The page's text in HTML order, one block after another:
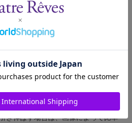
× 長辺 305mm
× 長辺 305mm
× 長辺 559mm
下記の件も併せてご了承ください。
き伸ばす場合は、画像によって比率